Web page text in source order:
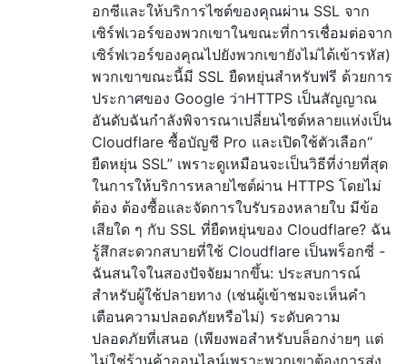
อกซีและให้บริการไซต์ของคุณผ่าน SSL จาก
เซิร์ฟเวอร์ของพวกเขาในขณะที่การเชื่อมต่อจาก
เซิร์ฟเวอร์ของคุณไปยังพวกเขายังไม่ได้เข้ารหัส)
พวกเขาขณะนี้มี SSL ยืดหยุ่นสำหรับฟรี ด้วยการ
ประกาศของ Google ว่าHTTPS เป็นสัญญาณ
อันดับฉันกำลังพิจารณาเปลี่ยนไซต์หลายแห่งเป็น
Cloudflare ซื้อบัญชี Pro และเปิดใช้ตัวเลือก“
ยืดหยุ่น SSL” เพราะดูเหมือนจะเป็นวิธีที่ง่ายที่สุด
ในการให้บริการหลายไซต์ผ่าน HTTPS โดยไม่
ต้อง ต้องซื้อและจัดการใบรับรองหลายใบ มีข้อ
เสียใด ๆ กับ SSL ที่ยืดหยุ่นของ Cloudflare? ฉัน
รู้สึกสะดวกสบายที่ใช้ Cloudflare เป็นพร็อกซี่ -
ฉันสนใจในสองปัจจัยมากขึ้น: ประสบการณ์
สำหรับผู้ใช้ปลายทาง (เช่นผู้เข้าชมจะเห็นคำ
เตือนความปลอดภัยหรือไม่) ระดับความ
ปลอดภัยที่เสนอ (เพียงพอสำหรับบล็อกง่ายๆ แต่
ไม่ใช่ร้านค้าออนไลน์เพราะพวกเขาต้องการส่ง